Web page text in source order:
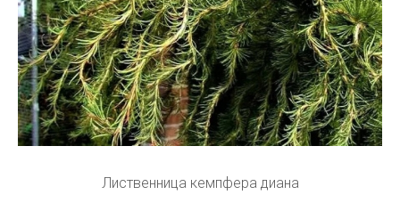
Лиственница кемпфера диана